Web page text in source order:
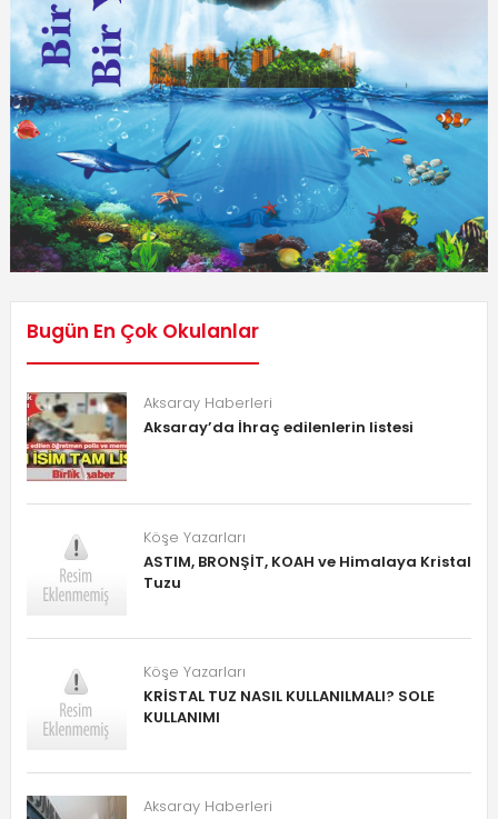
Bugün En Çok Okulanlar
Aksaray Haberleri
Aksaray’da İhraç edilenlerin listesi
Köşe Yazarları
ASTIM, BRONŞİT, KOAH ve Himalaya Kristal
Tuzu
Köşe Yazarları
KRİSTAL TUZ NASIL KULLANILMALI? SOLE
KULLANIMI
Aksaray Haberleri